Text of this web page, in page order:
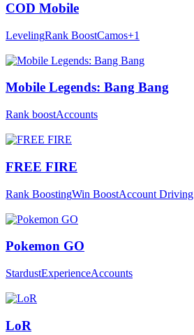
COD Mobile
LevelingRank BoostCamos+1
Mobile Legends: Bang Bang
Rank boostAccounts
FREE FIRE
Rank BoostingWin BoostAccount Driving
Pokemon GO
StardustExperienceAccounts
LoR